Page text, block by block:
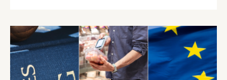
en motståndskraftig livsmedelsförsörjning", och
båda syftar till att bana väg för innovationer som
stärker Sveriges livsmedelsförsörjning.